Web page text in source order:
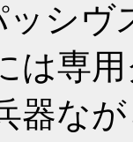
シヴ
は専
器な